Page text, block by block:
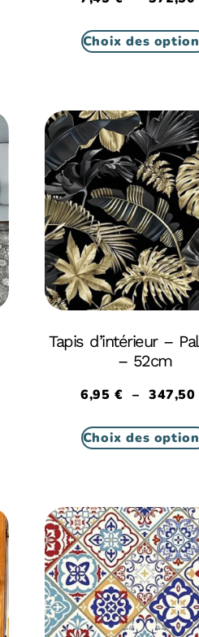
Choix des
Tapis d’intérieur –
– 52cm
6,95€ –
Choix des